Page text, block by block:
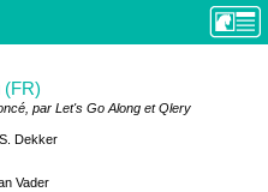
(FR)
par Let's Go Along et Qlery
Dekker
Vader